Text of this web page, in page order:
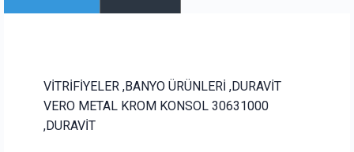
VİTRİFİYELER ,BANYO ÜRÜNLERİ ,DURAVİT
VERO METAL KROM KONSOL 30631000
,DURAVİT